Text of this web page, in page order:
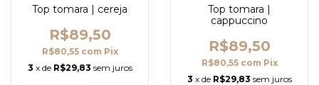
Top tomara | cereja
R$89,50
R$80,55 com Pix
3 x de R$29,83 sem juros
Top tomara |
cappuccino
R$89,50
R$80,55 com Pix
3 x de R$29,83 sem juros